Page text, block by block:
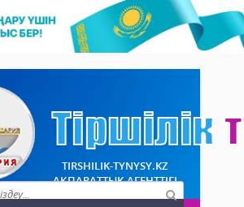
TIRSHILIK-TYNYSY.KZ
АҚПАРАТТЫҚ АГЕНТТІГІ